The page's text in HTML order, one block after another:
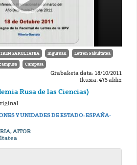
FAKULTATEA Inguruan Letren Fakultatea
Campusa
Grabaketa data: 18/10/2011
Ikusia: 473 aldiz
Rusa de las Ciencias)
Y UNIDADES DE ESTADO: ESPAÑA-
AITOR